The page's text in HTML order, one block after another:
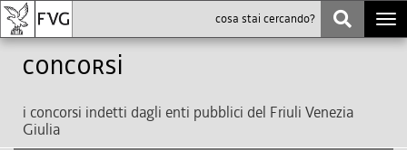
Concorsi
i concorsi indetti dagli enti pubblici del Friuli Venezia
Giulia